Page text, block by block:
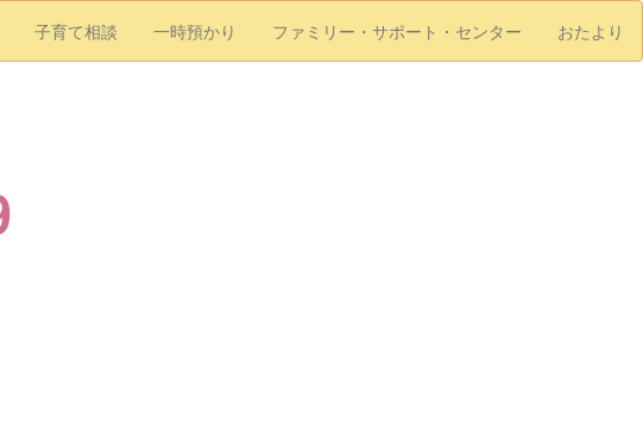
子育て相談 一時預かり ファミリー・サポート・センター おたより